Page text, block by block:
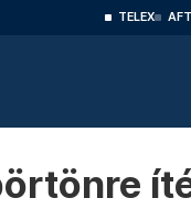
TELEX